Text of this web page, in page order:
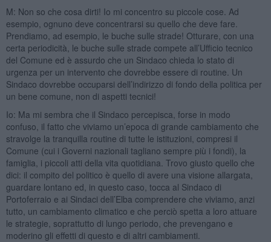
M: Non so che cosa dirti! Io mi concentro su piccole cose. Ad
esempio, ognuno deve concentrarsi su quello che deve fare.
Prendiamo, ad esempio, le buche sulle strade! Otturare, con una
certa periodicità, le buche sulle strade compete all’Ufficio tecnico
del Comune ed è assurdo che un Sindaco chieda lo stato di
urgenza per un intervento che dovrebbe essere di routine. Un
Sindaco dovrebbe occuparsi dell’indirizzo di fondo della politica per
un bene comune, non di aspetti tecnici!
Io: Ma mi sembra che il Sindaco percepisca, forse in modo
confuso, il fatto che viviamo un’epoca di grande cambiamento che
stravolge la tranquilla routine di tutte le istituzioni, compresi il
Comune (cui i Governi nazionali tagliano sempre più i fondi), la
famiglia, i piccoli atti della vita quotidiana. Trovo giusto quello che
dici: il compito del politico è quello di avere una visione allargata,
guardare lontano ed, in questo caso, tocca al Sindaco di
Portoferraio e ai Sindaci dell’Elba comprendere che viviamo, anzi
tutto, un cambiamento climatico e che perciò spetta a loro attuare
le strategie, soprattutto di lungo periodo, che prevengano e
moderino gli effetti di questo e di altri cambiamenti.